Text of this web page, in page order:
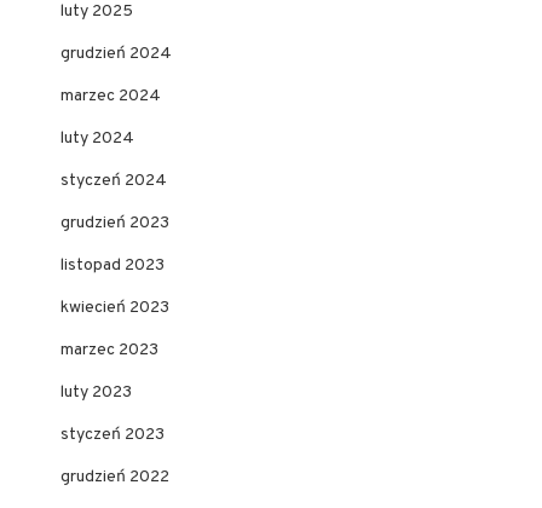
luty 2025
grudzień 2024
marzec 2024
luty 2024
styczeń 2024
grudzień 2023
listopad 2023
kwiecień 2023
marzec 2023
luty 2023
styczeń 2023
grudzień 2022